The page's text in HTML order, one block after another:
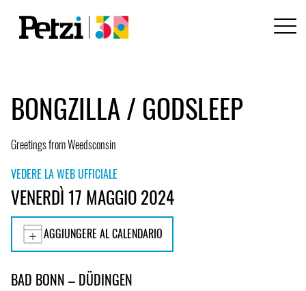
BONGZILLA / GODSLEEP
Greetings from Weedsconsin
VEDERE LA WEB UFFICIALE
VENERDÌ 17 MAGGIO 2024
AGGIUNGERE AL CALENDARIO
BAD BONN – DÜDINGEN